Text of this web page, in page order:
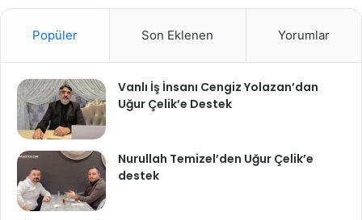
Popüler Son Eklenen Yorumlar
Vanlı İş İnsanı Cengiz Yolazan’dan
Uğur Çelik’e Destek
Nurullah Temizel’den Uğur Çelik’e
destek